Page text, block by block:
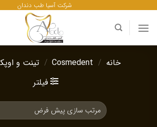
بروید
شرکت آسیا طب دندان
خانه /
Cosmedent
/ تینت و
فیلتر